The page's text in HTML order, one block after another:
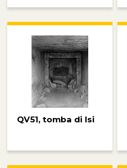
QV51, tomba di Isi